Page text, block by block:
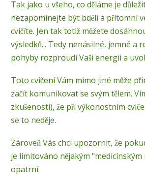
Tak jako u všeho, co děláme je
nezapomínejte být bdělí a přítomní
cvičíte. Jen tak totiž můžete
výsledků... Tedy nenásilné, jemné a
pohyby rozproudí Vaši energii a
Toto cvičení Vám mimo jiné může
začít komunikovat se svým tělem.
zkušenosti), že při výkonostním
se to neděje.
Zároveň Vás chci upozornit, že
je limitováno nějakým
opatrní.